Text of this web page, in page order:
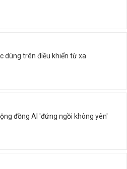
dùng trên điều khiển từ xa
đồng AI 'đứng ngồi không yên'